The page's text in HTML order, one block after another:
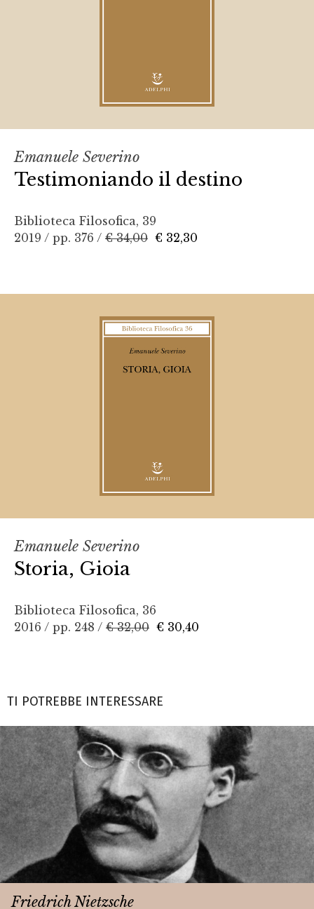
Emanuele Severino
Testimoniando il destino
Biblioteca Filosofica, 39
2019 / pp. 376 / € 34,00 € 32,30
Emanuele Severino
Storia, Gioia
Biblioteca Filosofica, 36
2016 / pp. 248 / € 32,00 € 30,40
TI POTREBBE INTERESSARE
Friedrich Nietzsche